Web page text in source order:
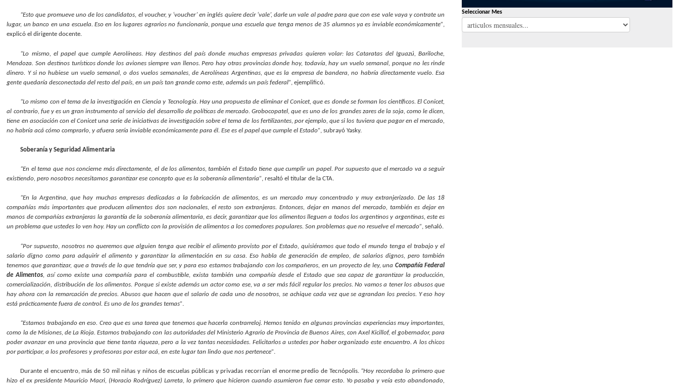
“Esto que promueve uno de los candidatos, el voucher, y ‘voucher’ en inglés quiere decir ‘vale’, darle un vale al padre para que con ese vale vaya y contrate un
lugar, un banco en una escuela. Eso en los lugares agrarios no funcionaría, porque una escuela que tenga menos de 35 alumnos ya es inviable económicamente”,
explicó el dirigente docente.
“Lo mismo, el papel que cumple Aerolíneas. Hay destinos del país donde muchas empresas privadas quieren volar: las Cataratas del Iguazú, Bariloche,
Mendoza. Son destinos turísticos donde los aviones siempre van llenos. Pero hay otras provincias donde hoy, todavía, hay un vuelo semanal, porque no les rinde
dinero. Y si no hubiese un vuelo semanal, o dos vuelos semanales, de Aerolíneas Argentinas, que es la empresa de bandera, no habría directamente vuelo. Esa
gente quedaría desconectada del resto del país, en un país tan grande como este, además un país federal”, ejemplificó.
“Lo mismo con el tema de la investigación en Ciencia y Tecnología. Hay una propuesta de eliminar el Conicet, que es donde se forman los científicos. El Conicet,
al contrario, fue y es un gran instrumento al servicio del desarrollo de políticas de mercado. Grobocopatel, que es uno de los grandes zares de la soja, como le dicen,
tiene en asociación con el Conicet una serie de iniciativas de investigación sobre el tema de los fertilizantes, por ejemplo, que si los tuviera que pagar en el mercado,
no habría acá cómo comprarlo, y afuera sería inviable económicamente para él. Ese es el papel que cumple el Estado”, subrayó Yasky.
Soberanía y Seguridad Alimentaria
“En el tema que nos concierne más directamente, el de los alimentos, también el Estado tiene que cumplir un papel. Por supuesto que el mercado va a seguir
existiendo, pero nosotros necesitamos garantizar ese concepto que es la soberanía alimentaria”, resaltó el titular de la CTA.
“En la Argentina, que hay muchas empresas dedicadas a la fabricación de alimentos, es un mercado muy concentrado y muy extranjerizado. De las 18
compañías más importantes que producen alimentos dos son nacionales, el resto son extranjeras. Entonces, dejar en manos del mercado, también es dejar en
manos de compañías extranjeras la garantía de la soberanía alimentaria, es decir, garantizar que los alimentos lleguen a todos los argentinos y argentinas, este es
un problema que ustedes lo ven hoy. Hay un conflicto con la provisión de alimentos a los comedores populares. Son problemas que no resuelve el mercado”, señaló.
“Por supuesto, nosotros no queremos que alguien tenga que recibir el alimento provisto por el Estado, quisiéramos que todo el mundo tenga el trabajo y el
salario digno como para adquirir el alimento y garantizar la alimentación en su casa. Eso habla de generación de empleo, de salarios dignos, pero también
tenemos que garantizar, que a través de lo que tendría que ser, y para eso estamos trabajando con los compañeros, en un proyecto de ley, una Compañía Federal
de Alimentos , así como existe una compañía para el combustible, exista también una compañía desde el Estado que sea capaz de garantizar la producción,
comercialización, distribución de los alimentos. Porque si existe además un actor como ese, va a ser más fácil regular los precios. No vamos a tener los abusos que
hay ahora con la remarcación de precios. Abusos que hacen que el salario de cada uno de nosotros, se achique cada vez que se agrandan los precios. Y eso hoy
está prácticamente fuera de control. Es uno de los grandes temas”
“Estamos trabajando en eso. Creo que es una tarea que tenemos que hacerla contrarreloj. Hemos tenido en algunas provincias experiencias muy importantes,
como la de Misiones, de La Rioja. Estamos trabajando con las autoridades del Ministerio Agrario de Provincia de Buenos Aires, con Axel Kicillof, el gobernador, para
poder avanzar en una provincia que tiene tanta riqueza, pero a la vez tantas necesidades. Felicitarlos a ustedes por haber organizado este encuentro. A los chicos
por participar, a los profesores y profesoras por estar acá, en este lugar tan lindo que nos pertenece”.
Durante el encuentro, más de 50 mil niñas y niños de escuelas públicas y privadas recorrían el enorme predio de Tecnópolis.“Hoy recordaba lo primero que
hizo el ex presidente Mauricio Macri, (Horacio Rodríguez) Larreta, lo primero que hicieron cuando asumieron fue cerrar esto. Yo pasaba y veía esto abandonado,
Seleccionar Mes